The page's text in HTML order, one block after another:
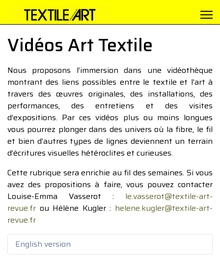
Vidéos Art Textile
Nous proposons l’immersion dans une vidéothèque
montrant des liens possibles entre le textile et l’art à
travers des œuvres originales, des installations, des
performances, des entretiens et des visites
d’expositions. Par ces vidéos plus ou moins longues
vous pourrez plonger dans des univers où la fibre, le fil
et bien d’autres types de lignes deviennent un terrain
d’écritures visuelles hétéroclites et curieuses.
Cette rubrique sera enrichie au fil des semaines. Si vous
avez des propositions à faire, vous pouvez contacter
Louise-Emma Vasserot : le.vasserot@textile-art-
revue.fr ou Hélène Kugler : helene.kugler@textile-art-
revue.fr
English version